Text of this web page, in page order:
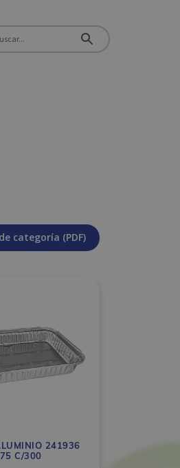
categoría (PDF)
241936
C/300